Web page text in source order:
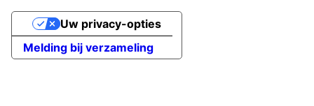
Melding bij verzameling
Uw privacy-opties